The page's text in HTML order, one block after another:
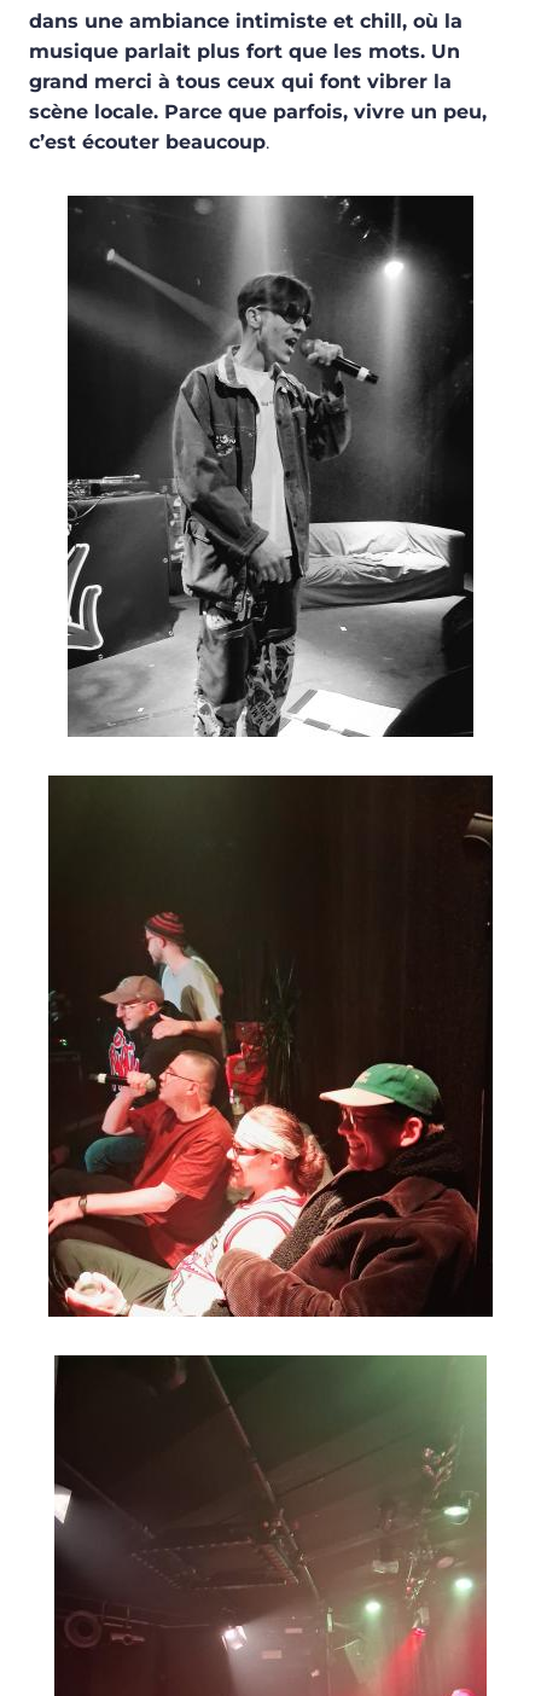
dans une ambiance intimiste et chill, où la
musique parlait plus fort que les mots. Un
grand merci à tous ceux qui font vibrer la
scène locale. Parce que parfois, vivre un peu,
c’est écouter beaucoup.